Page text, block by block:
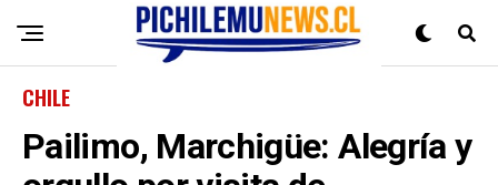
CHILE
Pailimo, Marchigüe: Alegría y